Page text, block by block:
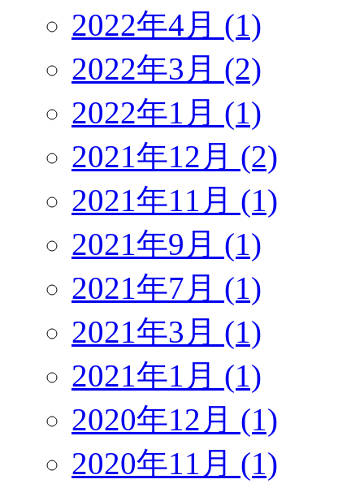
2022年4月 (1)
2022年3月 (2)
2022年1月 (1)
2021年12月 (2)
2021年11月 (1)
2021年9月 (1)
2021年7月 (1)
2021年3月 (1)
2021年1月 (1)
2020年12月 (1)
2020年11月 (1)